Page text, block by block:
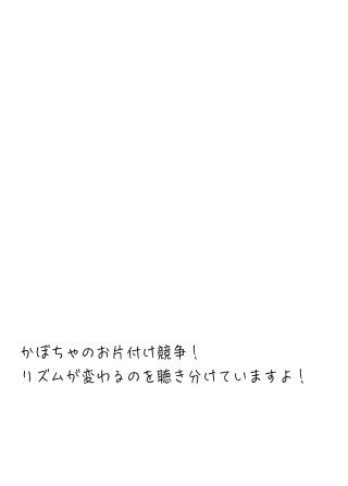
かぼちゃのお片付け競争！
リズムが変わるのを聴き分けていますよ！